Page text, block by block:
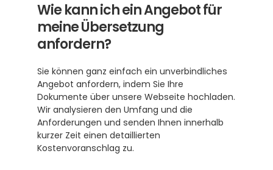
Wie kann ich ein Angebot für
meine Übersetzung
anfordern?
Sie können ganz einfach ein unverbindliches
Angebot anfordern, indem Sie Ihre
Dokumente über unsere Webseite hochladen.
Wir analysieren den Umfang und die
Anforderungen und senden Ihnen innerhalb
kurzer Zeit einen detaillierten
Kostenvoranschlag zu.